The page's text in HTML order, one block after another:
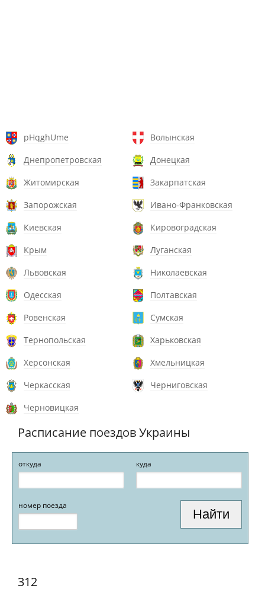
pHqghUme
Волынская
Днепропетровская
Донецкая
Житомирская
Закарпатская
Запорожская
Ивано-Франковская
Киевская
Кировоградская
Крым
Луганская
Львовская
Николаевская
Одесская
Полтавская
Ровенская
Сумская
Тернопольская
Харьковская
Херсонская
Хмельницкая
Черкасская
Черниговская
Черновицкая
Расписание поездов Украины
откуда куда
номер поезда
312